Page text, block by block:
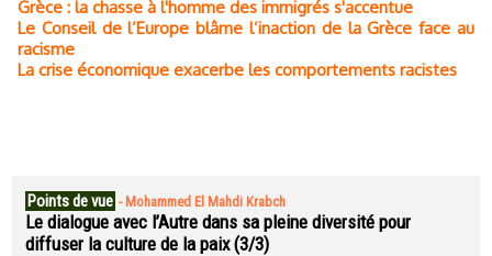
Grèce : la chasse à l'homme des immigrés s'accentue
Le Conseil de l’Europe blâme l’inaction de la Grèce face au
racisme
La crise économique exacerbe les comportements racistes
Points de vue - Mohammed El Mahdi Krabch
Le dialogue avec l’Autre dans sa pleine diversité pour
diffuser la culture de la paix (3/3)